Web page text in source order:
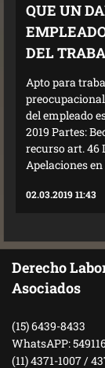
QUE UN
DEL
Apto para
del empleado
2019 Partes:
recurso art. 46
Apelaciones en
02.03.2019 11:43
Derecho
Asociados
(15) 6439-8433
WhatsAPP:
(11) 4371-1007 /